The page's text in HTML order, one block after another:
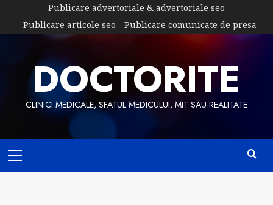
content
Publicare advertoriale & advertoriale seo
Publicare articole seo
Publicare comunicate de presa
DOCTORITE
CLINICI MEDICALE, SFATUL MEDICULUI, MIT SAU REALITATE
Menu